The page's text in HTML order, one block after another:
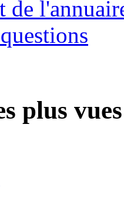
de
plus vues